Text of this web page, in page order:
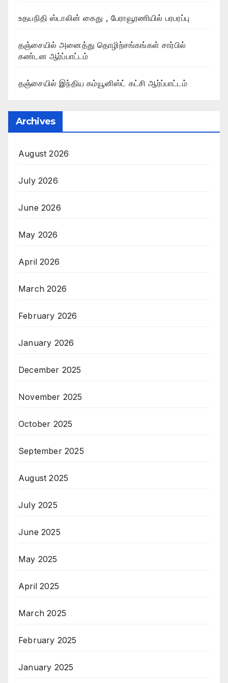
உதயநிதி ஸ்டாலின் கைது , பேராவூரணியில் பரபரப்பு
தஞ்சையில் அனைத்து தொழிற்சங்கங்கள் சார்பில்
கண்டன ஆர்ப்பாட்டம்
தஞ்சையில் இந்திய கம்யூனிஸ்ட் கட்சி ஆர்ப்பாட்டம்
Archives
August 2026
July 2026
June 2026
May 2026
April 2026
March 2026
February 2026
January 2026
December 2025
November 2025
October 2025
September 2025
August 2025
July 2025
June 2025
May 2025
April 2025
March 2025
February 2025
January 2025